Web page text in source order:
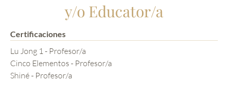
y/o Educator/a
Certificaciones
Lu Jong 1 - Profesor/a
Cinco Elementos - Profesor/a
Shiné - Profesor/a